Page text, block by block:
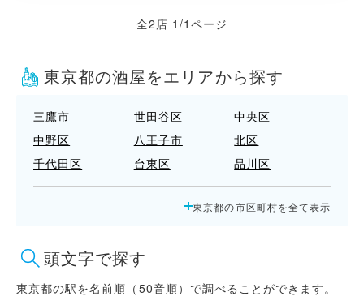
全2店 1/1ページ
東京都の酒屋をエリアから探す
三鷹市 世田谷区
中央区
中野区
八王子市
北区
千代田区
台東区
品川区
国立市
墨田区
多摩市
小金井市
日野市
杉並区
東村山市
板橋区
武蔵野市
東京都の市区町村を全て表示
頭文字で探す
東京都の駅を名前順（50音順）で調べることができます。